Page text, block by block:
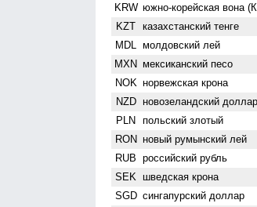
KRW южно-корейская вона
KZT казахстанский тенге
MDL молдовский лей
MXN мексиканский песо
NOK норвежская крона
NZD ново­зеландский доллар
PLN польский злотый
RON новый румынский лей
RUB российский рубль
SEK шведская крона
SGD сингапурский доллар